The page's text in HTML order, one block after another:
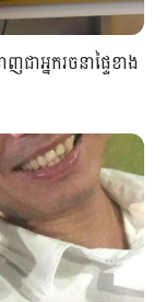
ាអ្នករចនាផ្ទៃខាង